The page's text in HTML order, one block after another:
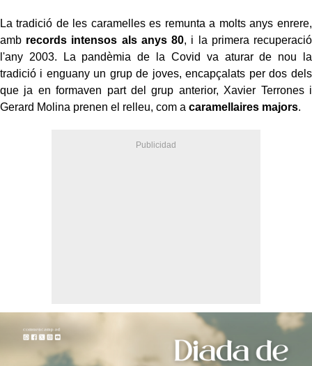
La tradició de les caramelles es remunta a molts anys enrere,
amb records intensos als anys 80, i la primera recuperació
l'any 2003. La pandèmia de la Covid va aturar de nou la
tradició i enguany un grup de joves, encapçalats per dos dels
que ja en formaven part del grup anterior, Xavier Terrones i
Gerard Molina prenen el relleu, com a caramellaires majors.